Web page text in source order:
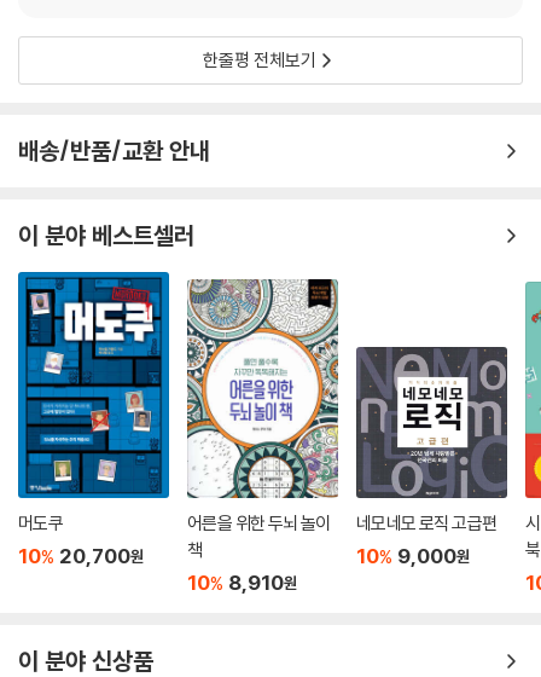
릴레이 암산하기 108
가격 계산하기 112
퍼즐 맞추기 115
가로세로 낱말 맞추기 116
가로세로 낱말 맞추기 117
퍼즐 맞추기 118
계산하기 119
해답 120
한줄평 전체보기
배송/반품/교환 안내
이 분야 베스트셀러
머도쿠
10% 20,700원
어른을 위한 두뇌 놀이
책
10% 8,910원
네모네모 로직 고급편
10% 9,000원
이 분야 신상품